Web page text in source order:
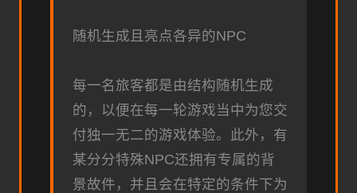
随机生成且亮点各异的NPC
每一名旅客都是由结构随机生成
的，以便在每一轮游戏当中为您交
付独一无二的游戏体验。此外，有
某分分特殊NPC还拥有专属的背
景故件，并且会在特定的条件下为